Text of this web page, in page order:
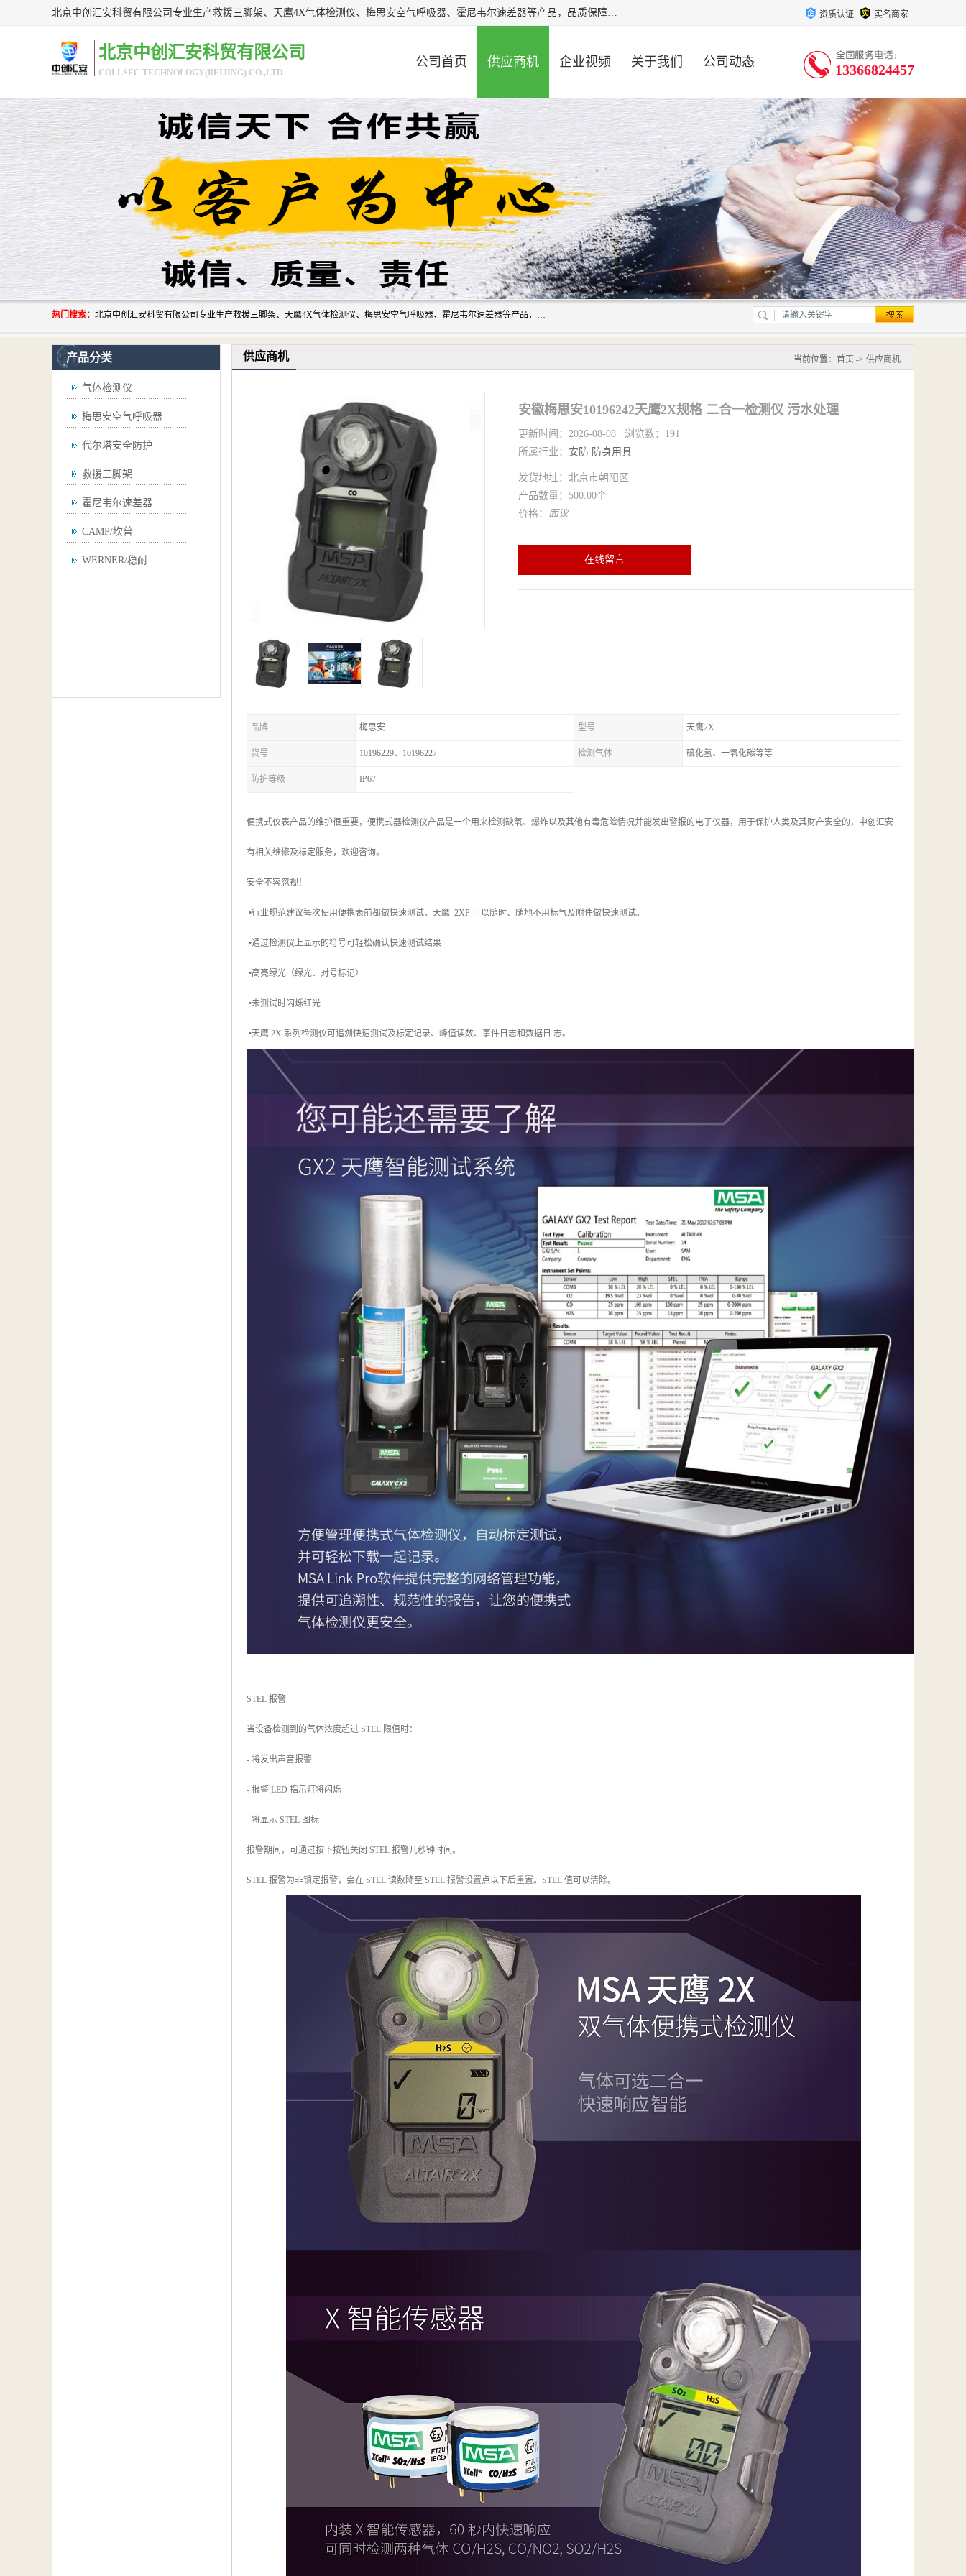
北京中创汇安科贸有限公司专业生产救援三脚架、天鹰4X气体检测仪、梅思安空气呼吸器、霍尼韦尔速差器等产品，品质保障，价格合理，欢迎在线致电咨询。 资质认证 实名商家
北京中创汇安科贸有限公司
COLLSEC TECHNOLOGY(BEIJING) CO.,LTD
公司首页 供应商机 企业视频 关于我们 公司动态 13366824457
热门搜索： 北京中创汇安科贸有限公司专业生产救援三脚架、天鹰4X气体检测仪、梅思安空气呼吸器、霍尼韦尔速差器等产品，品质保障，价格合理，欢迎在线致电咨询。
产品分类
气体检测仪
梅思安空气呼吸器
代尔塔安全防护
救援三脚架
霍尼韦尔速差器
CAMP/坎普
WERNER/稳耐
供应商机 当前位置： 首页 -> 供应商机
安徽梅思安10196242天鹰2X规格 二合一检测仪 污水处理
更新时间：2026-08-08 浏览数：191
所属行业： 安防 防身用具
发货地址：北京市朝阳区
产品数量：500.00个
价格： 面议
在线留言
品牌 梅思安 型号 天鹰2X
货号 10196229、10196227 检测气体 硫化氢、一氧化碳等等
防护等级 IP67
便携式仪表产品的维护很重要，便携式器检测仪产品是一个用来检测缺氧、爆炸以及其他有毒危险情况并能发出警报的电子仪器，用于保护人类及其财产安全的，中创汇安
有相关维修及标定服务，欢迎咨询。
安全不容忽视！
•行业规范建议每次使用便携表前都做快速测试，天鹰 2XP 可以随时、随地不用标气及附件做快速测试。
•通过检测仪上显示的符号可轻松确认快速测试结果
•高亮绿光（绿光、对号标记）
•未测试时闪烁红光
•天鹰 2X 系列检测仪可追溯快速测试及标定记录、峰值读数、事件日志和数据日 志。
STEL 报警
当设备检测到的气体浓度超过 STEL 限值时：
- 将发出声音报警
- 报警 LED 指示灯将闪烁
- 将显示 STEL 图标
报警期间，可通过按下按钮关闭 STEL 报警几秒钟时间。
STEL 报警为非锁定报警，会在 STEL 读数降至 STEL 报警设置点以下后重置。STEL 值可以清除。